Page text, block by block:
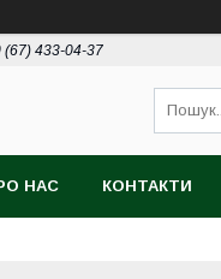
(67) 433-04-37
НАС КОНТАКТИ